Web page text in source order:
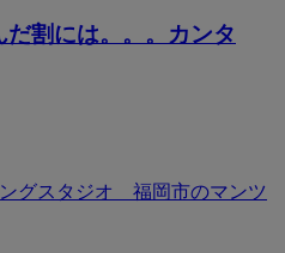
割には。。。カンタ